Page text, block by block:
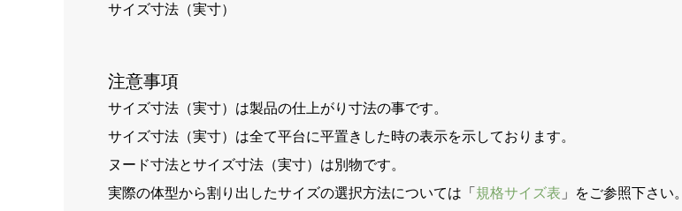
サイズ寸法（実寸）
注意事項
サイズ寸法（実寸）は製品の仕上がり寸法の事です。
サイズ寸法（実寸）は全て平台に平置きした時の表示を示しております。
ヌード寸法とサイズ寸法（実寸）は別物です。
実際の体型から割り出したサイズの選択方法については「 規格サイズ表 」をご参照下さい。